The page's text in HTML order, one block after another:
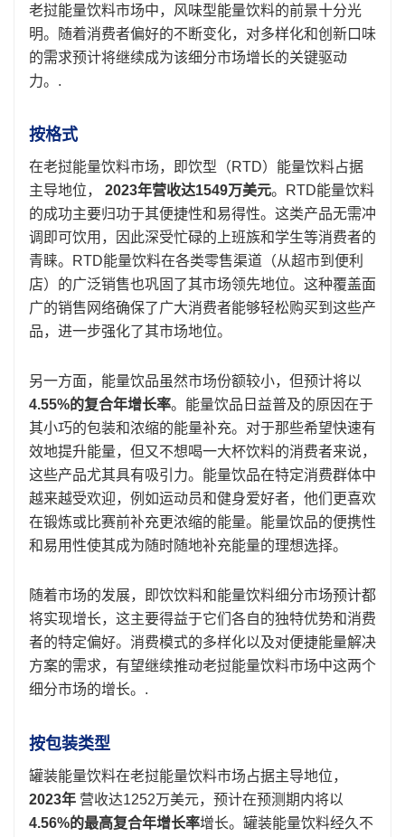
老挝能量饮料市场中，风味型能量饮料的前景十分光
明。随着消费者偏好的不断变化，对多样化和创新口味
的需求预计将继续成为该细分市场增长的关键驱动
力。.
按格式
在老挝能量饮料市场，即饮型（RTD）能量饮料占据
主导地位， 2023年营收达1549万美元。RTD能量饮料
的成功主要归功于其便捷性和易得性。这类产品无需冲
调即可饮用，因此深受忙碌的上班族和学生等消费者的
青睐。RTD能量饮料在各类零售渠道（从超市到便利
店）的广泛销售也巩固了其市场领先地位。这种覆盖面
广的销售网络确保了广大消费者能够轻松购买到这些产
品，进一步强化了其市场地位。
另一方面，能量饮品虽然市场份额较小，但预计将以
4.55%的复合年增长率。能量饮品日益普及的原因在于
其小巧的包装和浓缩的能量补充。对于那些希望快速有
效地提升能量，但又不想喝一大杯饮料的消费者来说，
这些产品尤其具有吸引力。能量饮品在特定消费群体中
越来越受欢迎，例如运动员和健身爱好者，他们更喜欢
在锻炼或比赛前补充更浓缩的能量。能量饮品的便携性
和易用性使其成为随时随地补充能量的理想选择。
随着市场的发展，即饮饮料和能量饮料细分市场预计都
将实现增长，这主要得益于它们各自的独特优势和消费
者的特定偏好。消费模式的多样化以及对便捷能量解决
方案的需求，有望继续推动老挝能量饮料市场中这两个
细分市场的增长。.
按包装类型
罐装能量饮料在老挝能量饮料市场占据主导地位，
2023年 营收达1252万美元，预计在预测期内将以
4.56%的最高复合年增长率增长。罐装能量饮料经久不